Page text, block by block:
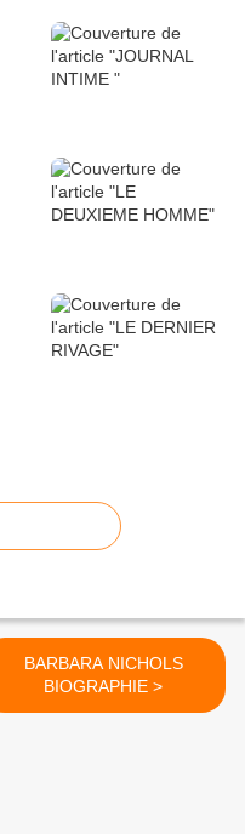
BARBARA NICHOLS
BIOGRAPHIE >